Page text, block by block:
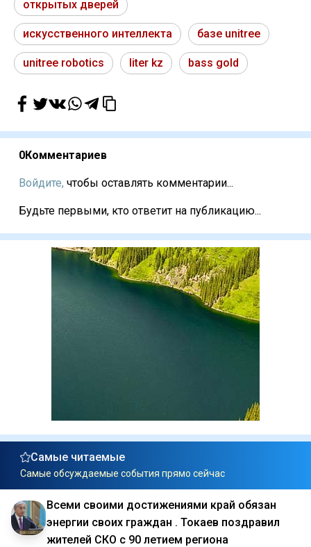
открытых дверей
искусственного интеллекта базе unitree
unitree robotics liter kz bass gold
0Комментариев
Войдите, чтобы оставлять комментарии...
Будьте первыми, кто ответит на публикацию...
Самые читаемые
Самые обсуждаемые события прямо сейчас
Всеми своими достижениями край обязан
энергии своих граждан . Токаев поздравил
жителей СКО с 90 летием региона